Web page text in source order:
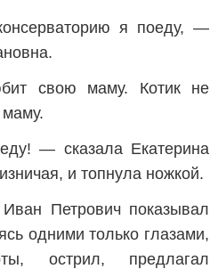
я поеду, —
свою маму. Котик не
маму.
— сказала Екатерина
и топнула ножкой.
Петрович показывал
одними только глазами,
острил, предлагал